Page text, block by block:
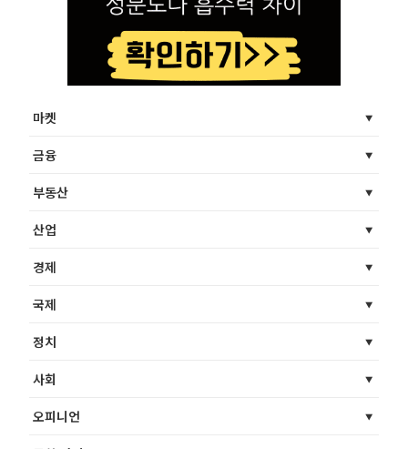
마켓
금융
부동산
산업
경제
국제
정치
사회
오피니언